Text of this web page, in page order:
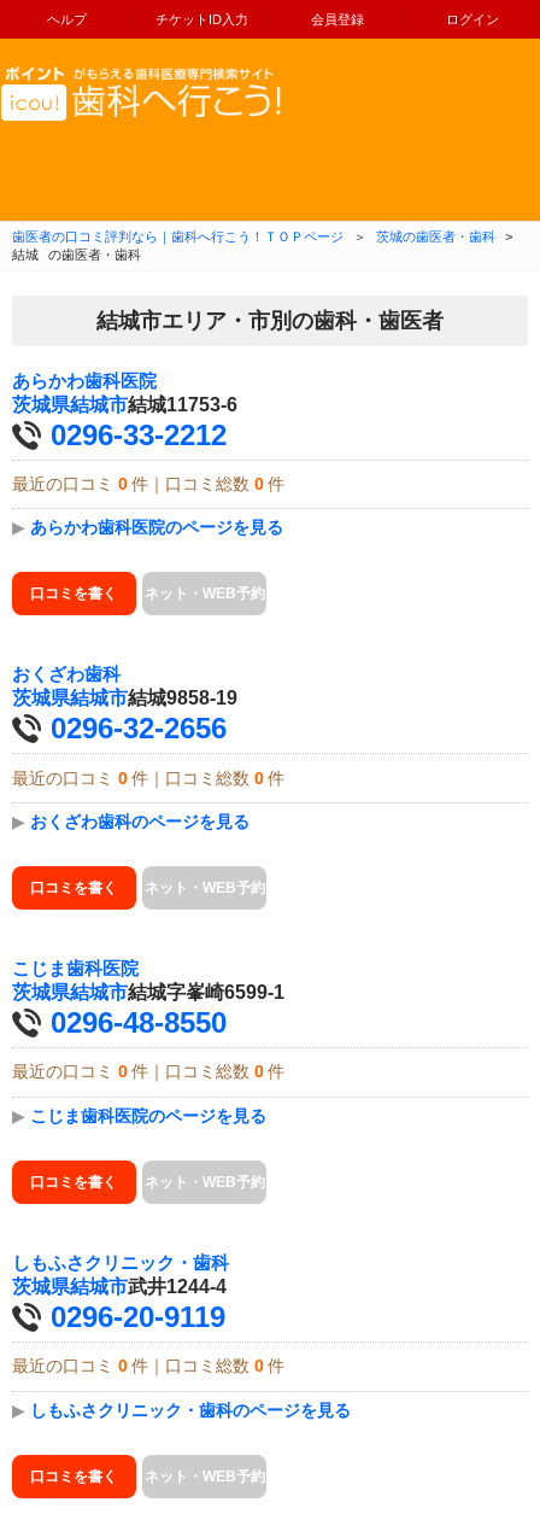
ヘルプ チケットID入力 会員登録 ログイン
コンテンツへ移動
歯医者の口コミ評判なら｜歯科へ行こう！ＴＯＰページ ＞ 茨城の歯医者・歯科
>
結城
の歯医者・歯科
結城市エリア・市別の歯科・歯医者
あらかわ歯科医院
茨城県結城市結城11753-6
0296-33-2212
最近の口コミ 0 件｜口コミ総数 0 件
▶ あらかわ歯科医院のページを見る
口コミを書く ネット・WEB予約
おくざわ歯科
茨城県結城市結城9858-19
0296-32-2656
最近の口コミ 0 件｜口コミ総数 0 件
▶ おくざわ歯科のページを見る
口コミを書く ネット・WEB予約
こじま歯科医院
茨城県結城市結城字峯崎6599-1
0296-48-8550
最近の口コミ 0 件｜口コミ総数 0 件
▶ こじま歯科医院のページを見る
口コミを書く ネット・WEB予約
しもふさクリニック・歯科
茨城県結城市武井1244-4
0296-20-9119
最近の口コミ 0 件｜口コミ総数 0 件
▶ しもふさクリニック・歯科のページを見る
口コミを書く ネット・WEB予約